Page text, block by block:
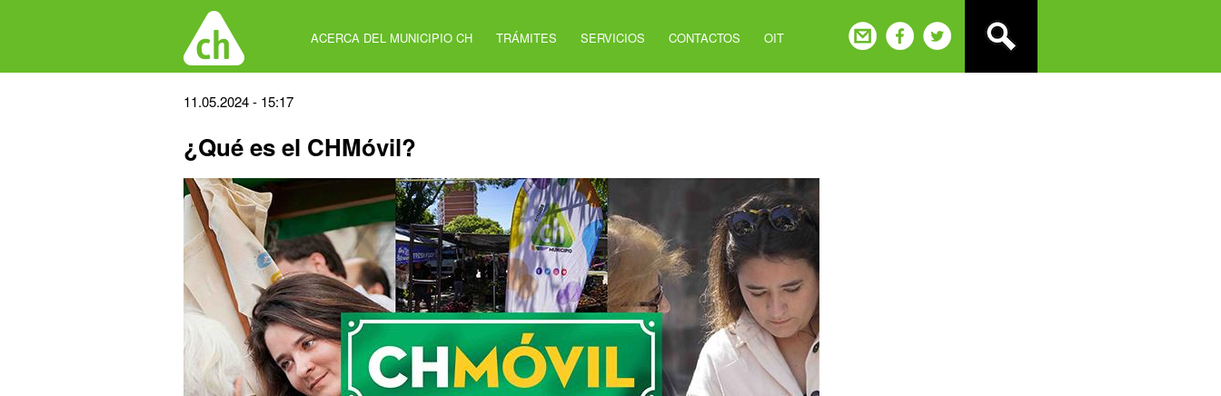
ACERCA DEL MUNICIPIO CH TRÁMITES SERVICIOS CONTACTOS OIT
Back
top
11.05.2024 - 15:17
¿Qué es el CHMóvil?